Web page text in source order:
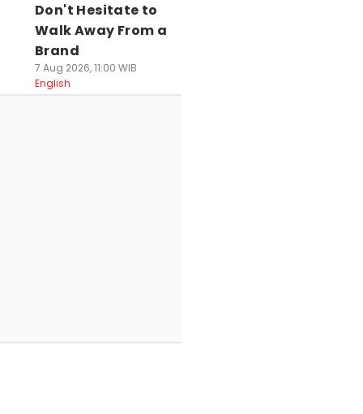
Don't Hesitate to
Walk Away From a
Brand
7 Aug 2026, 11:00 WIB
English